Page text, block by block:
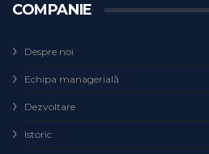
COMPANIE
Despre noi
Echipa managerială
Dezvoltare
Istoric